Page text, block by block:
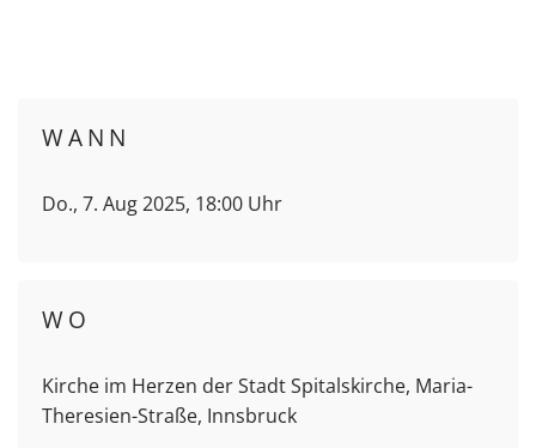
WANN
Do., 7. Aug 2025, 18:00 Uhr
WO
Kirche im Herzen der Stadt Spitalskirche, Maria-
Theresien-Straße, Innsbruck